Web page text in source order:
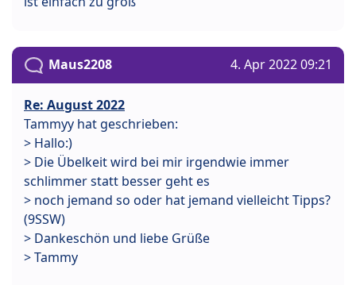
Maus2208 4. Apr 2022 09:21
Re: August 2022
Tammyy hat geschrieben:
> Hallo:)
> Die Übelkeit wird bei mir irgendwie immer
schlimmer statt besser geht es
> noch jemand so oder hat jemand vielleicht Tipps?
(9SSW)
> Dankeschön und liebe Grüße
> Tammy